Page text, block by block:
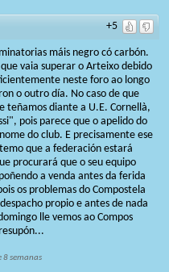
+5
máis negro có carbón.
vaia superar o Arteixo debido
neste foro ao longo
o outro día. No caso de que
teñamos diante a U.E. Cornellà,
pois parece que o apelido do
do club. E precisamente ese
que a federación estará
procurará que o seu equipo
a venda antes da ferida
os problemas do Compostela
propio e antes de nada
lle vemos ao Compos
8 semanas